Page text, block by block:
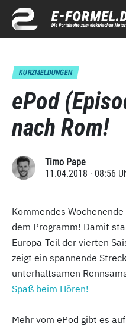
KURZMELDUNGEN
ePod
nach Rom!
Timo Pape
11.04.2018 · 08:56
Kommendes
dem Programm! Damit
Europa-Teil der vierten
zeigt ein spannende
unterhaltsamen
Spaß beim Hören!
Mehr vom ePod gibt es auf